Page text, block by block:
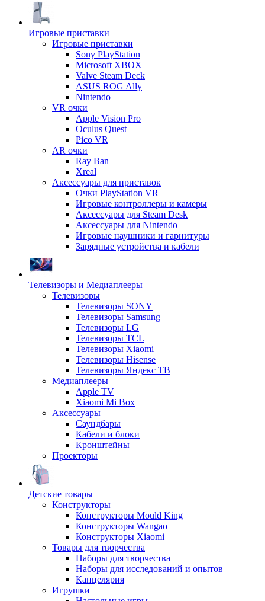
Игровые приставки
Игровые приставки
Sony PlayStation
Microsoft XBOX
Valve Steam Deck
ASUS ROG Ally
Nintendo
VR очки
Apple Vision Pro
Oculus Quest
Pico VR
AR очки
Ray Ban
Xreal
Аксессуары для приставок
Очки PlayStation VR
Игровые контроллеры и камеры
Аксессуары для Steam Desk
Аксессуары для Nintendo
Игровые наушники и гарнитуры
Зарядные устройства и кабели
Телевизоры и Медиаплееры
Телевизоры
Телевизоры SONY
Телевизоры Samsung
Телевизоры LG
Телевизоры TCL
Телевизоры Xiaomi
Телевизоры Hisense
Телевизоры Яндекс ТВ
Медиаплееры
Apple TV
Xiaomi Mi Box
Аксессуары
Саундбары
Кабели и блоки
Кронштейны
Проекторы
Детские товары
Конструкторы
Конструкторы Mould King
Конструкторы Wangao
Конструкторы Xiaomi
Товары для творчества
Наборы для творчества
Наборы для исследований и опытов
Канцелярия
Игрушки